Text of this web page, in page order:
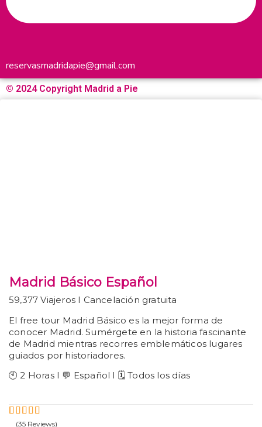
reservasmadridapie@gmail.com
© 2024 Copyright Madrid a Pie
Madrid Básico Español
59,377 Viajeros I Cancelación gratuita
El free tour Madrid Básico es la mejor forma de
conocer Madrid. Sumérgete en la historia fascinante
de Madrid mientras recorres emblemáticos lugares
guiados por historiadores.
🕙 2 Horas I 💬 Español I 🗓️ Todos los días
4.69Fuera
(35 Reviews)